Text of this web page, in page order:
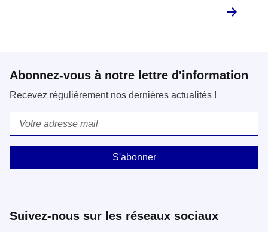
Abonnez-vous à notre lettre d'information
Recevez régulièrement nos dernières actualités !
Courriel
Suivez-nous sur les réseaux sociaux